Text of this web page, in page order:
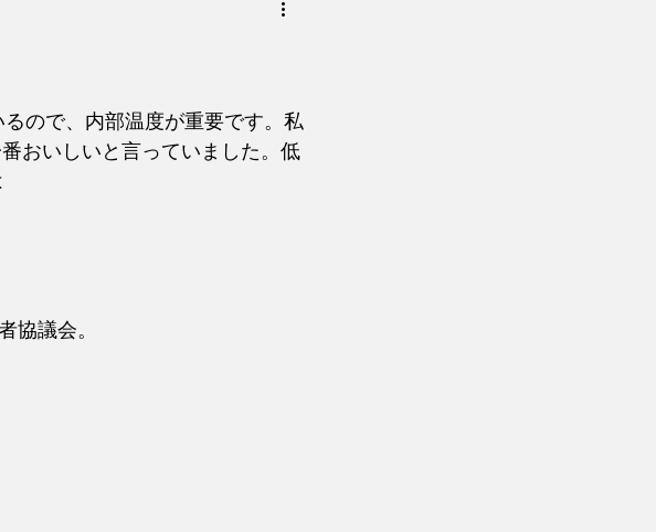
ので、内部温度が重要です。私
おいしいと言っていました。低
協議会。